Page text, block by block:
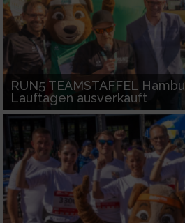
RUN5 TEAMSTAFFEL
Lauftagen ausverkauft